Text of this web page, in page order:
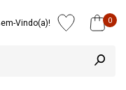
Vindo(a)! 0